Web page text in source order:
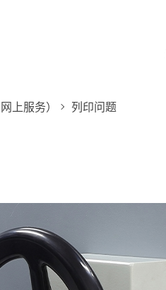
上服务） 列印问题